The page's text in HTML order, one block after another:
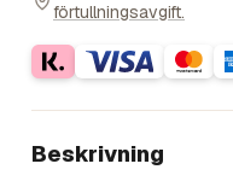
förtullningsavgift.
Beskrivning